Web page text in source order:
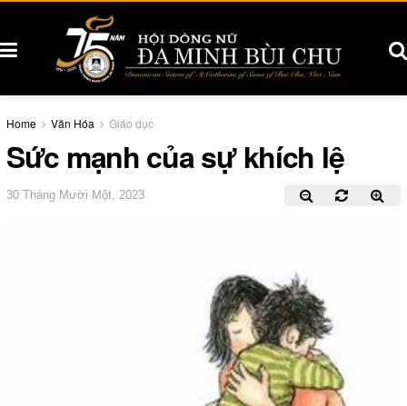
Home Văn Hóa Giáo dục
Sức mạnh của sự khích lệ
30 Tháng Mười Một, 2023